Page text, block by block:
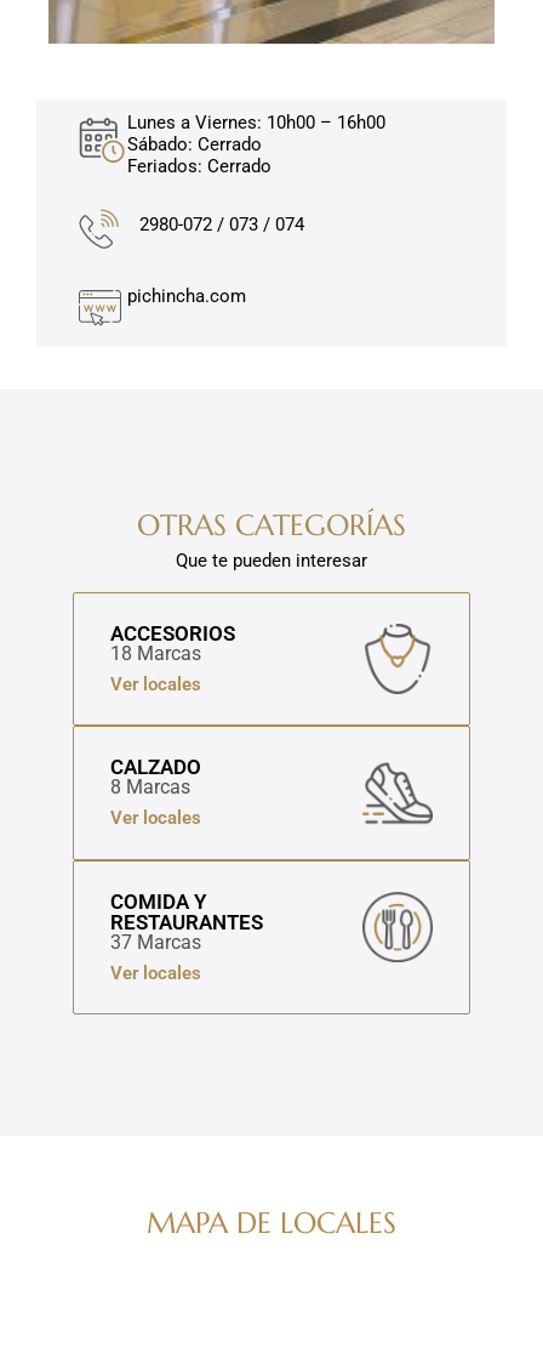
Lunes a Viernes: 10h00 – 16h00
Sábado: Cerrado
Feriados: Cerrado
2980-072 / 073 / 074
pichincha.com
OTRAS CATEGORÍAS
Que te pueden interesar
ACCESORIOS
18 Marcas
Ver locales
CALZADO
8 Marcas
Ver locales
COMIDA Y
RESTAURANTES
37 Marcas
Ver locales
MAPA DE LOCALES